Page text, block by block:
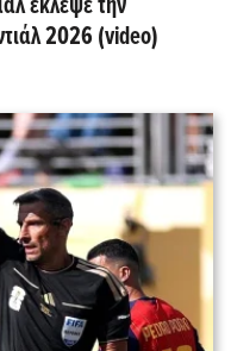
2026 (video)